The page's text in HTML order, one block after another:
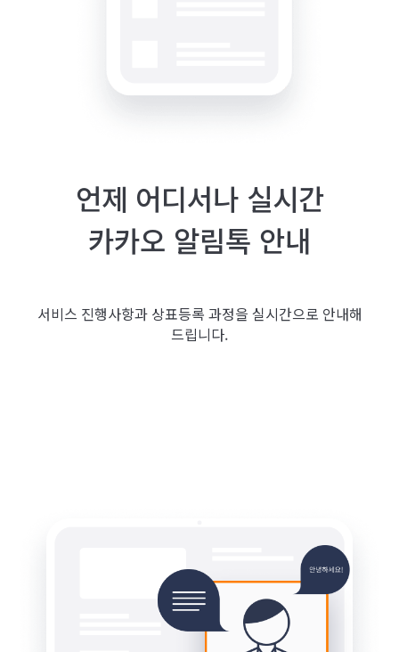
언제 어디서나 실시간
카카오 알림톡 안내
서비스 진행사항과 상표등록 과정을 실시간으로 안내해
드립니다.